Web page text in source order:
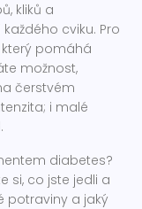
kliků a
cviku. Pro
pomáhá
možnost,
čerstvém
i malé
diabetes?
si, co jste jedli a
potraviny a jaký